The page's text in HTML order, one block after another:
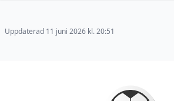
Uppdaterad 11 juni 2026 kl. 20:51